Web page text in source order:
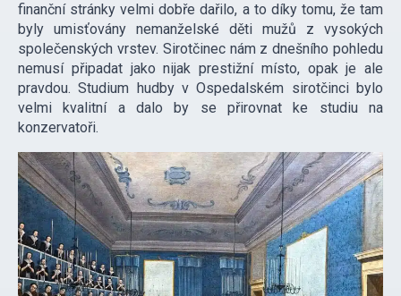
finanční stránky velmi dobře dařilo, a to díky tomu, že tam
byly umisťovány nemanželské děti mužů z vysokých
společenských vrstev. Sirotčinec nám z dnešního pohledu
nemusí připadat jako nijak prestižní místo, opak je ale
pravdou. Studium hudby v Ospedalském sirotčinci bylo
velmi kvalitní a dalo by se přirovnat ke studiu na
konzervatoři.